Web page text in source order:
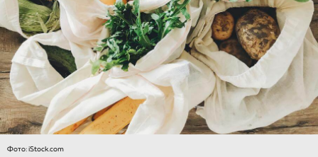
Фото: iStock.com